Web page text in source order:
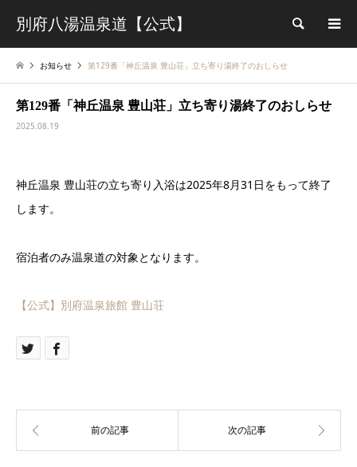
別府八湯温泉道【公式】 検索
お知らせ 第129番「神丘温泉 豊山荘」立ち寄り湯終了のおしらせ
第129番「神丘温泉 豊山荘」立ち寄り湯終了のおしらせ
2025.08.19
神丘温泉 豊山荘の立ち寄り入浴は2025年8月31日をもって終了
します。
宿泊者のみ温泉道の対象となります。
【公式】別府温泉旅館 豊山荘